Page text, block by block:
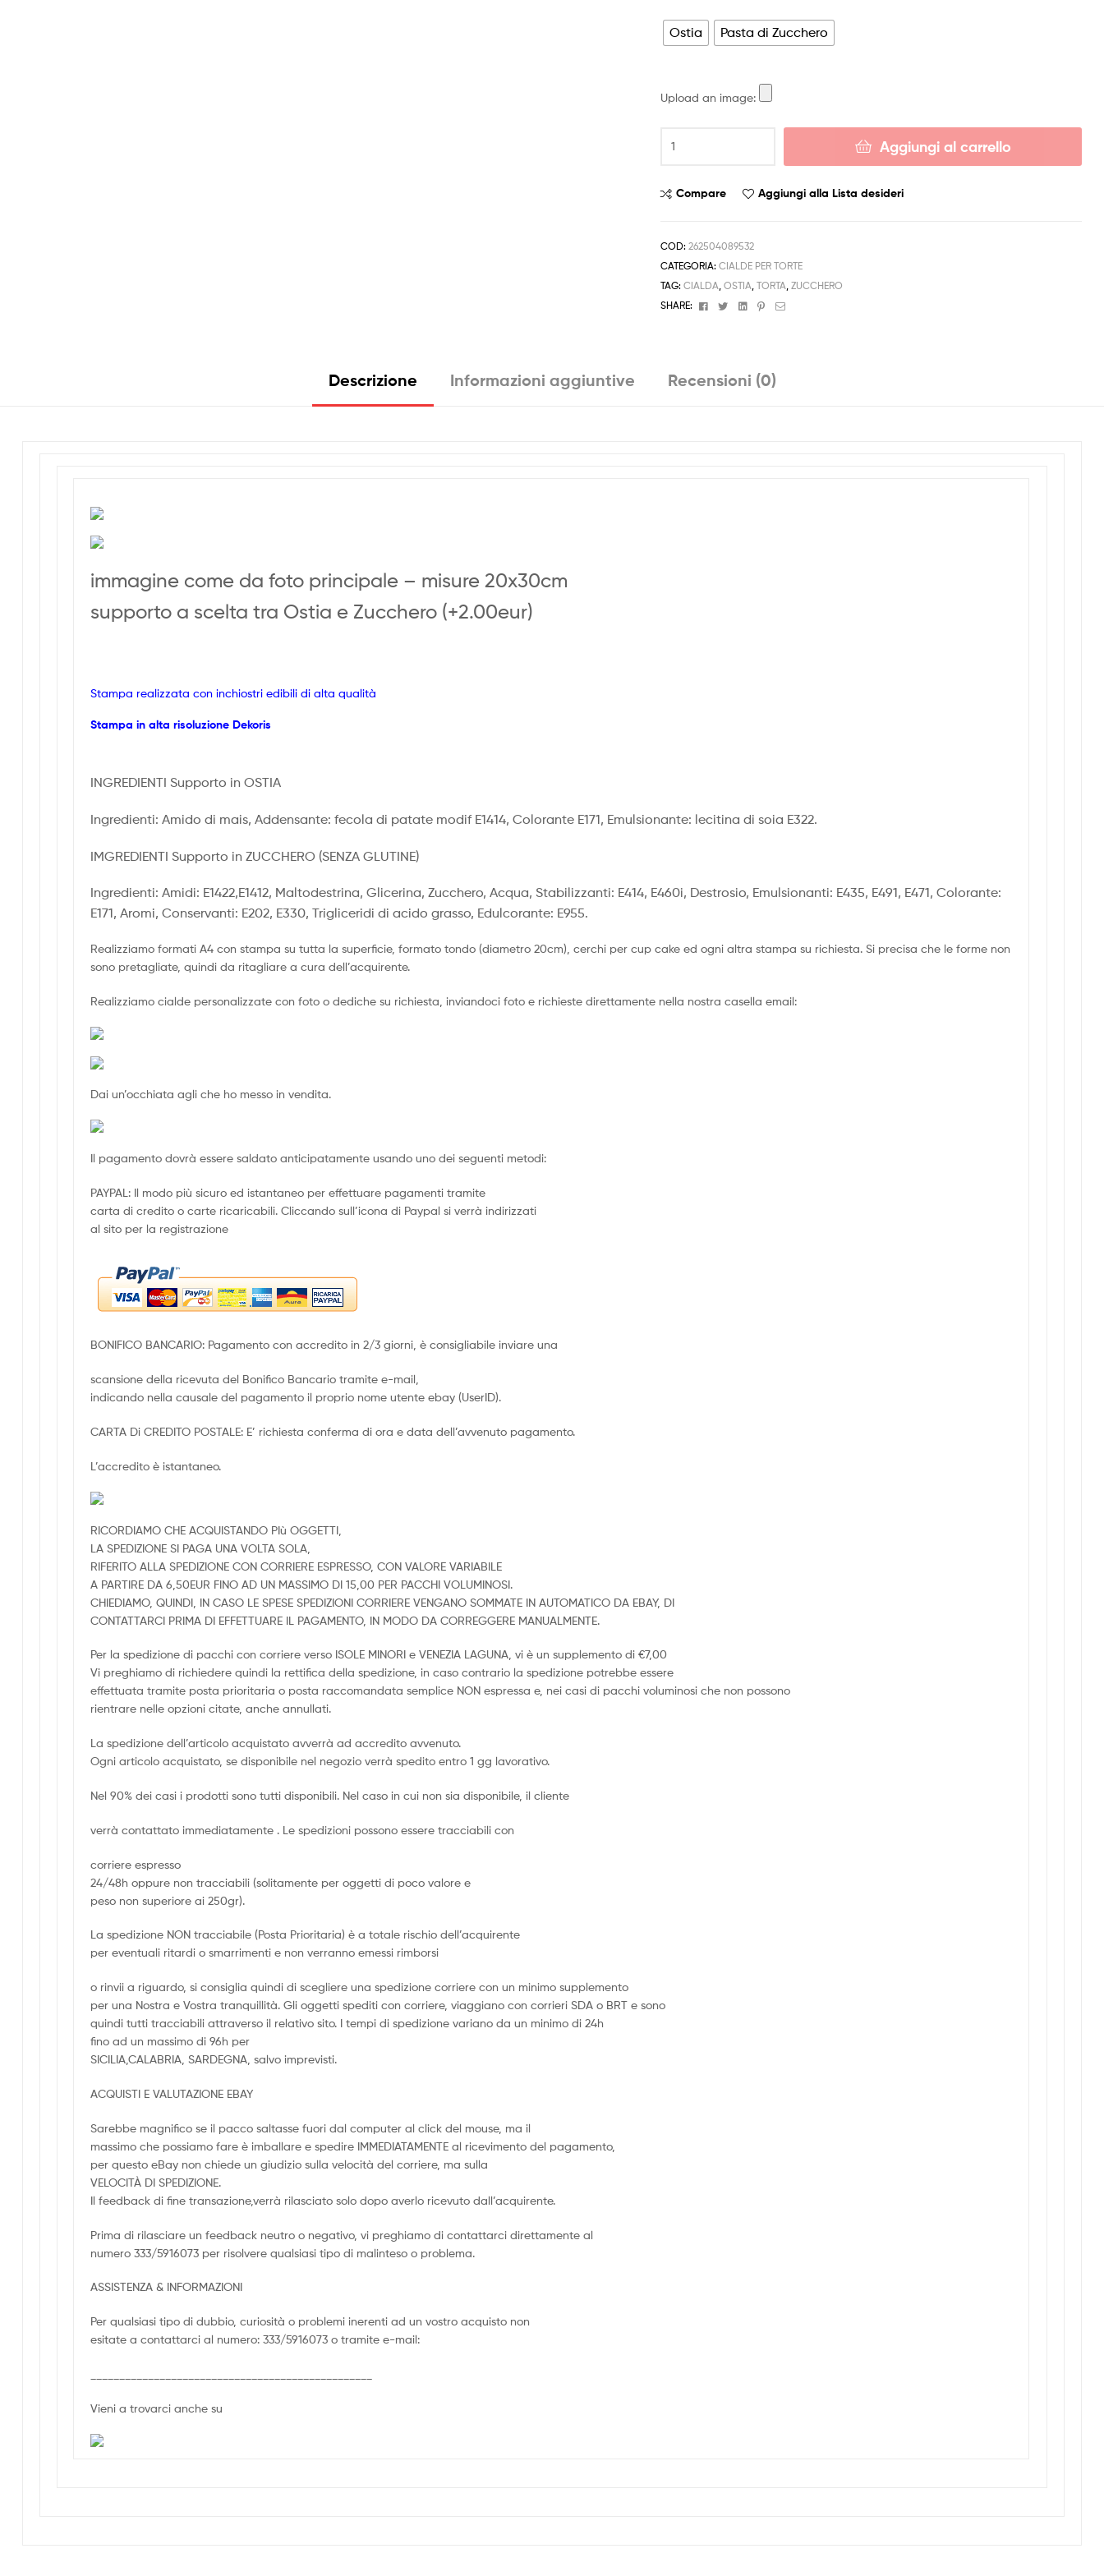
da
a
Ostia Pasta di Zucchero
Upload an image:
SPIDERMAN
RAGNO
in
Ostia
o
Aggiungi al carrello
Compare Aggiungi alla Lista desideri
COD:262504089532
CATEGORIA:CIALDE PER TORTE
TAG:CIALDA ,OSTIA ,TORTA ,ZUCCHERO
SHARE:
FacebookTwitterLinkedinPinterest
Email
Descrizione Informazioni aggiuntive Recensioni (0)
immagine come da foto principale – misure 20x30cm
supporto a scelta tra Ostia e Zucchero (+2.00eur)
Stampa realizzata con inchiostri edibili di alta qualità
Stampa in alta risoluzione Dekoris
INGREDIENTI Supporto in OSTIA
Ingredienti: Amido di mais, Addensante: fecola di patate modif E1414, Colorante E171, Emulsionante: lecitina di soia E322.
IMGREDIENTI Supporto in ZUCCHERO (SENZA GLUTINE)
Ingredienti: Amidi: E1422,E1412, Maltodestrina, Glicerina, Zucchero, Acqua, Stabilizzanti: E414, E460i, Destrosio, Emulsionanti: E435, E491, E471, Colorante:
E171, Aromi, Conservanti: E202, E330, Trigliceridi di acido grasso, Edulcorante: E955.
Realizziamo formati A4 con stampa su tutta la superficie, formato tondo (diametro 20cm), cerchi per cup cake ed ogni altra stampa su richiesta. Si precisa che le forme non
sono pretagliate, quindi da ritagliare a cura dell’acquirente.
Realizziamo cialde personalizzate con foto o dediche su richiesta, inviandoci foto e richieste direttamente nella nostra casella email:
Dai un’occhiata agli che ho messo in vendita.
Il pagamento dovrà essere saldato anticipatamente usando uno dei seguenti metodi:
PAYPAL: Il modo più sicuro ed istantaneo per effettuare pagamenti tramite
carta di credito o carte ricaricabili. Cliccando sull’icona di Paypal si verrà indirizzati
al sito per la registrazione
BONIFICO BANCARIO: Pagamento con accredito in 2/3 giorni, è consigliabile inviare una
scansione della ricevuta del Bonifico Bancario tramite e-mail,
indicando nella causale del pagamento il proprio nome utente ebay (UserID).
CARTA Di CREDITO POSTALE: E’ richiesta conferma di ora e data dell’avvenuto pagamento.
L’accredito è istantaneo.
RICORDIAMO CHE ACQUISTANDO PIù OGGETTI,
LA SPEDIZIONE SI PAGA UNA VOLTA SOLA,
RIFERITO ALLA SPEDIZIONE CON CORRIERE ESPRESSO, CON VALORE VARIABILE
A PARTIRE DA 6,50EUR FINO AD UN MASSIMO DI 15,00 PER PACCHI VOLUMINOSI.
CHIEDIAMO, QUINDI, IN CASO LE SPESE SPEDIZIONI CORRIERE VENGANO SOMMATE IN AUTOMATICO DA EBAY, DI
CONTATTARCI PRIMA DI EFFETTUARE IL PAGAMENTO, IN MODO DA CORREGGERE MANUALMENTE.
Per la spedizione di pacchi con corriere verso ISOLE MINORI e VENEZIA LAGUNA, vi è un supplemento di €7,00
Vi preghiamo di richiedere quindi la rettifica della spedizione, in caso contrario la spedizione potrebbe essere
effettuata tramite posta prioritaria o posta raccomandata semplice NON espressa e, nei casi di pacchi voluminosi che non possono
rientrare nelle opzioni citate, anche annullati.
La spedizione dell’articolo acquistato avverrà ad accredito avvenuto.
Ogni articolo acquistato, se disponibile nel negozio verrà spedito entro 1 gg lavorativo.
Nel 90% dei casi i prodotti sono tutti disponibili. Nel caso in cui non sia disponibile, il cliente
verrà contattato immediatamente . Le spedizioni possono essere tracciabili con
corriere espresso
24/48h oppure non tracciabili (solitamente per oggetti di poco valore e
peso non superiore ai 250gr).
La spedizione NON tracciabile (Posta Prioritaria) è a totale rischio dell’acquirente
per eventuali ritardi o smarrimenti e non verranno emessi rimborsi
o rinvii a riguardo, si consiglia quindi di scegliere una spedizione corriere con un minimo supplemento
per una Nostra e Vostra tranquillità. Gli oggetti spediti con corriere, viaggiano con corrieri SDA o BRT e sono
quindi tutti tracciabili attraverso il relativo sito. I tempi di spedizione variano da un minimo di 24h
fino ad un massimo di 96h per
SICILIA,CALABRIA, SARDEGNA, salvo imprevisti.
ACQUISTI E VALUTAZIONE EBAY
Sarebbe magnifico se il pacco saltasse fuori dal computer al click del mouse, ma il
massimo che possiamo fare è imballare e spedire IMMEDIATAMENTE al ricevimento del pagamento,
per questo eBay non chiede un giudizio sulla velocità del corriere, ma sulla
VELOCITÀ DI SPEDIZIONE.
Il feedback di fine transazione,verrà rilasciato solo dopo averlo ricevuto dall’acquirente.
Prima di rilasciare un feedback neutro o negativo, vi preghiamo di contattarci direttamente al
numero 333/5916073 per risolvere qualsiasi tipo di malinteso o problema.
ASSISTENZA & INFORMAZIONI
Per qualsiasi tipo di dubbio, curiosità o problemi inerenti ad un vostro acquisto non
esitate a contattarci al numero: 333/5916073 o tramite e-mail:
Vieni a trovarci anche su